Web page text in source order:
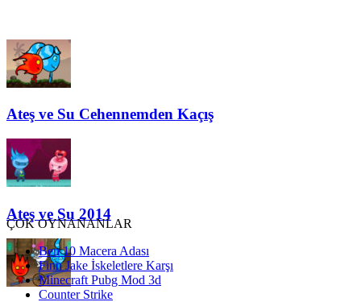
Ateş ve Su Cehennemden Kaçış
Ateş ve Su 2014
ÇOK OYNANANLAR
Ben 10 Macera Adası
Finn Jake İskeletlere Karşı
Minecraft Pubg Mod 3d
Counter Strike